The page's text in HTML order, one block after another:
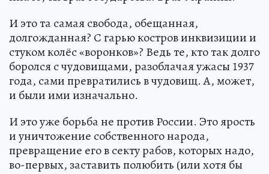
И это та самая свобода, обещанная,
долгожданная? С гарью костров инквизиции и
стуком колёс «воронков»? Ведь те, кто так долго
боролся с чудовищами, разоблачая ужасы 1937
года, сами превратились в чудовищ. А, может,
и были ими изначально.
И это уже борьба не против России. Это ярость
и уничтожение собственного народа,
превращение его в секту рабов, которых надо,
во-первых, заставить полюбить (или хотя бы